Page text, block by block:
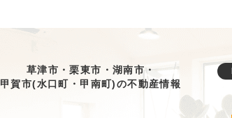
草津市・栗東市・湖南市・
甲賀市(水口町・甲南町)の不動産情報